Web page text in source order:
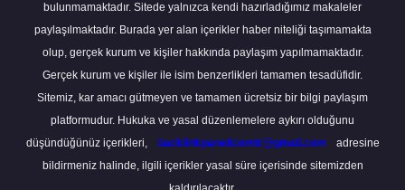
bulunmamaktadır. Sitede yalnızca kendi hazırladığımız makaleler
paylaşılmaktadır. Burada yer alan içerikler haber niteliği taşımamakta
olup, gerçek kurum ve kişiler hakkında paylaşım yapılmamaktadır.
Gerçek kurum ve kişiler ile isim benzerlikleri tamamen tesadüfidir.
Sitemiz, kar amacı gütmeyen ve tamamen ücretsiz bir bilgi paylaşım
platformudur. Hukuka ve yasal düzenlemelere aykırı olduğunu
düşündüğünüz içerikleri,
backlinkpanelicomtr@gmail.com
adresine
bildirmeniz halinde, ilgili içerikler yasal süre içerisinde sitemizden